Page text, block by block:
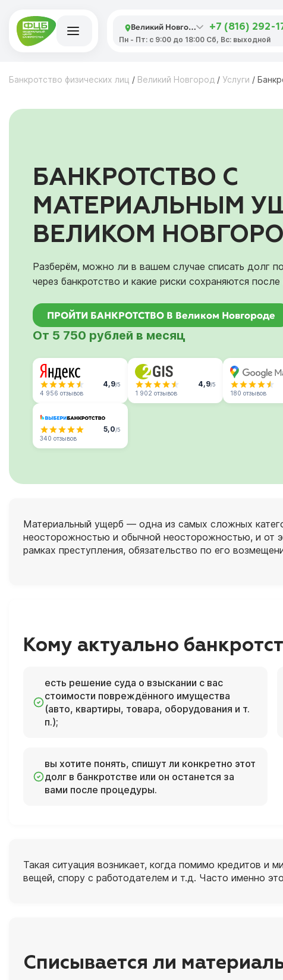
Великий Новгород +7 (816) 292-
Пн - Пт: с 9:00 до 18:00 Сб, Вс: выходной
Банкротство физических лиц / Великий Новгород / Услуги /
БАНКРОТСТВО С
МАТЕРИАЛЬНЫМ
ВЕЛИКОМ
Разберём, можно ли в вашем случае списать долг
через банкротство и какие риски сохраняются
ПРОЙТИ БАНКРОТСТВО В Великом Новгороде
От 5 750 рублей в месяц
4,9/5
4 956 отзывов
4,9/5
1 902 отзывов 180 отзывов
5,0/5
340 отзывов
Материальный ущерб — одна из самых сложных
неосторожностью и обычной неосторожностью, и от
рамках преступления, обязательство по его
Кому актуально
есть решение суда о взыскании с вас
стоимости повреждённого имущества
(авто, квартиры, товара, оборудования и т.
п.);
вы хотите понять, спишут ли конкретно этот
долг в банкротстве или он останется за
вами после процедуры.
Такая ситуация возникает, когда помимо кредитов
вещей, спору с работодателем и т.д. Часто именно
Списывается ли